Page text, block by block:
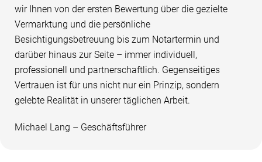
wir Ihnen von der ersten Bewertung über die gezielte
Vermarktung und die persönliche
Besichtigungsbetreuung bis zum Notartermin und
darüber hinaus zur Seite – immer individuell,
professionell und partnerschaftlich. Gegenseitiges
Vertrauen ist für uns nicht nur ein Prinzip, sondern
gelebte Realität in unserer täglichen Arbeit.
Michael Lang – Geschäftsführer